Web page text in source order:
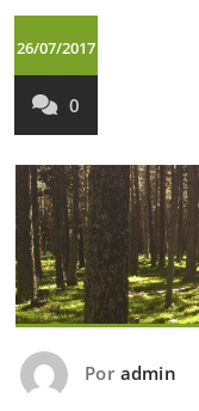
26/07/2017
0
Por admin